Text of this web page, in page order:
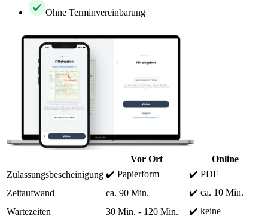
Ohne Terminvereinbarung
Vor Ort
Online
Zulassungsbescheinigung ✔️ Papierform
✔️ PDF
Zeitaufwand
ca. 90 Min.
✔️ ca. 10 Min.
Wartezeiten
30 Min. - 120 Min. ✔️ keine